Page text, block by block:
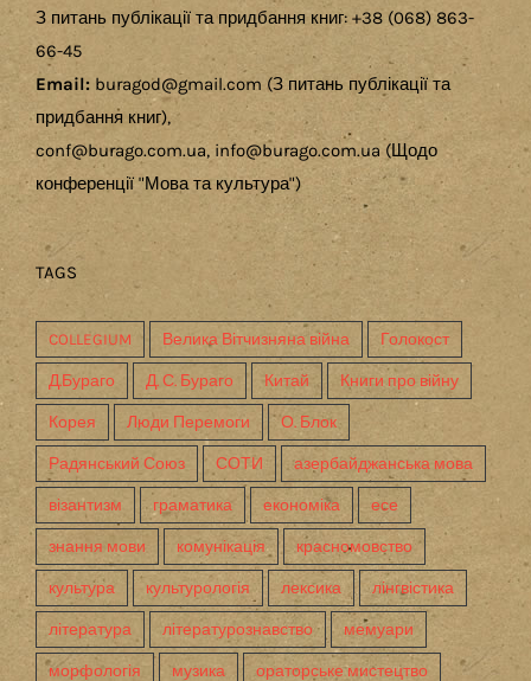
З питань публікації та придбання книг: +38 (068) 863-
66-45
Email: buragod@gmail.com (З питань публікації та
придбання книг),
conf@burago.com.ua, info@burago.com.ua (Щодо
конференції "Мова та культура")
TAGS
COLLEGIUM Велика Вітчизняна війна Голокост
Д.Бураго Д. С. Бураго Китай Книги про війну
Корея Люди Перемоги О. Блок
Радянський Союз СОТИ азербайджанська мова
візантизм граматика економіка есе
знання мови комунікація красномовство
культура культурологія лексика лінгвістика
література літературознавство мемуари
морфологія музика ораторське мистецтво